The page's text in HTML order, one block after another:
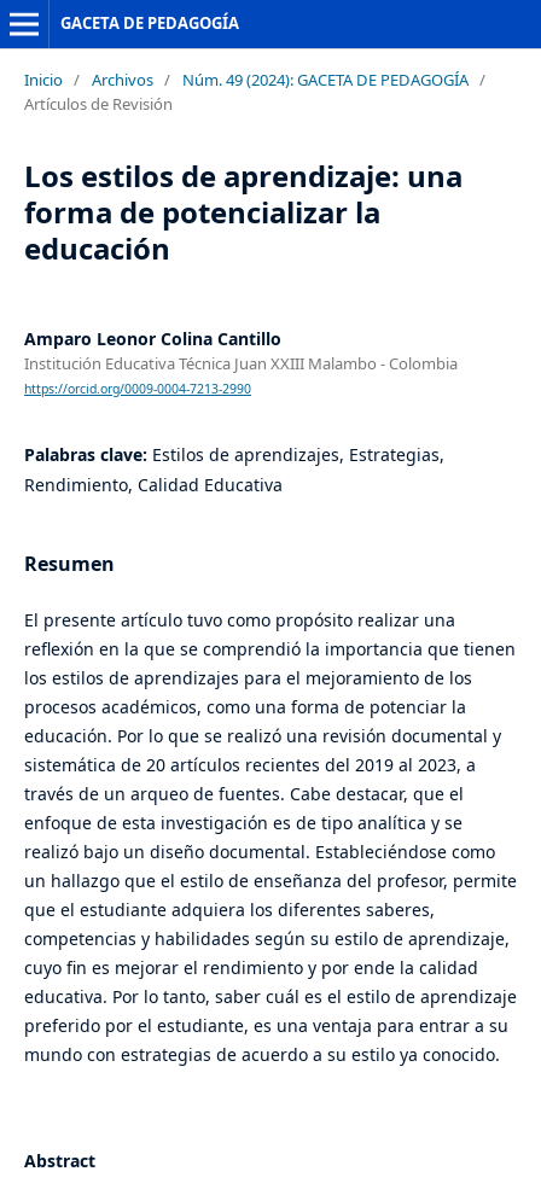
GACETA DE PEDAGOGÍA
Inicio / Archivos / Núm. 49 (2024): GACETA DE PEDAGOGÍA /
Artículos de Revisión
Los estilos de aprendizaje: una
forma de potencializar la
educación
Amparo Leonor Colina Cantillo
Institución Educativa Técnica Juan XXIII Malambo - Colombia
https://orcid.org/0009-0004-7213-2990
Palabras clave: Estilos de aprendizajes, Estrategias,
Rendimiento, Calidad Educativa
Resumen
El presente artículo tuvo como propósito realizar una
reflexión en la que se comprendió la importancia que tienen
los estilos de aprendizajes para el mejoramiento de los
procesos académicos, como una forma de potenciar la
educación. Por lo que se realizó una revisión documental y
sistemática de 20 artículos recientes del 2019 al 2023, a
través de un arqueo de fuentes. Cabe destacar, que el
enfoque de esta investigación es de tipo analítica y se
realizó bajo un diseño documental. Estableciéndose como
un hallazgo que el estilo de enseñanza del profesor, permite
que el estudiante adquiera los diferentes saberes,
competencias y habilidades según su estilo de aprendizaje,
cuyo fin es mejorar el rendimiento y por ende la calidad
educativa. Por lo tanto, saber cuál es el estilo de aprendizaje
preferido por el estudiante, es una ventaja para entrar a su
mundo con estrategias de acuerdo a su estilo ya conocido.
Abstract